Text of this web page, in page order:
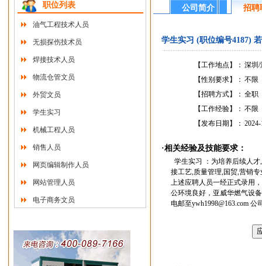
职位列表
油气工程技术人员
无损探伤技术员
焊接技术人员
物流仓管文员
外贸文员
学生实习
机械工程人员
销售人员
网页编辑制作人员
网站管理人员
电子商务文员
公司简介 招聘
学生实习 (职位编号4187)
【工作地点】： 深圳/
【性别要求】： 不限
【招聘方式】： 全职
【工作经验】： 不限
【发布日期】：
·相关经验及技能要求：
学生实习 ：为培养后续人
接工艺,质量管理,国贸,营销
上述应聘人员一经正式录用
公环境良好，亚威华燃气设
电邮至ywh1998@163.com